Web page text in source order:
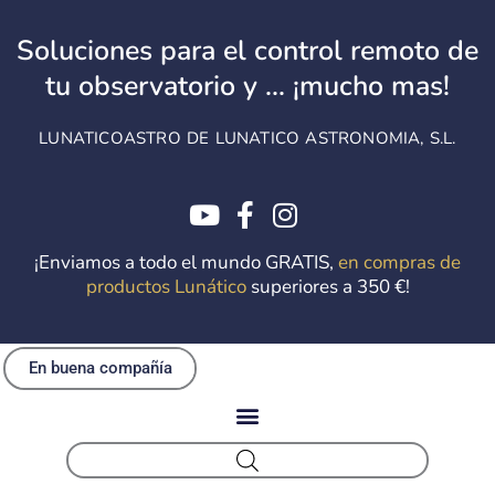
contenido
Soluciones para el control remoto de
tu observatorio y ... ¡mucho mas!
LUNATICOASTRO DE LUNATICO ASTRONOMIA, S.L.
¡Enviamos a todo el mundo GRATIS, en compras de
productos Lunáticosuperiores a 350 €!
En buena compañía